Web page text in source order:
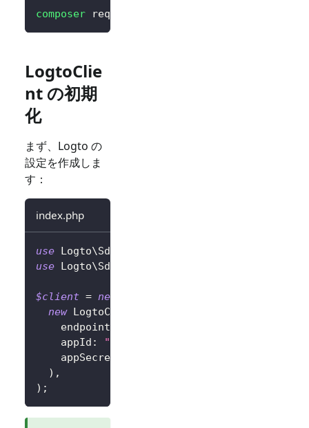
composer require logto/sdk
LogtoClie
nt の初期
化
まず、Logto の
設定を作成しま
す：
index.php
use Logto\Sdk
use Logto\Sdk
$client = new
new LogtoConfig
endpoint
appId : "replace-with-your-app-id"
appSecret
) ,
) ;